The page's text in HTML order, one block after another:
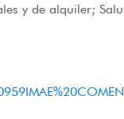
y de alquiler;